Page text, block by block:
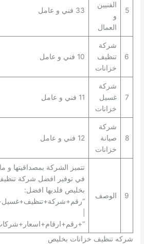
5
الفنيين
و
العمال
33 فني و عامل
6
شركة
تنظيف
خزانات
10 فني و عامل
7
شركة
غسيل
خزانات
11 فني و عامل
8
شركة
صيانة
خزانات
12 فني و عامل
9 الوصف
تتميز الشركة بمصداقيتها و
في توفير افضل شركة
بخليص فلديها افضل:
شركه تنظيف خزانات بخليص